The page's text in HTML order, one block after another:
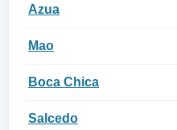
Azua
Mao
Boca Chica
Salcedo